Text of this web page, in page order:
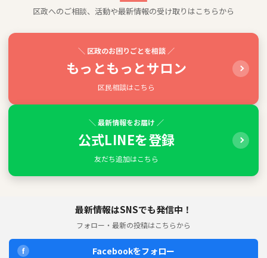
区政へのご相談、活動や最新情報の受け取りはこちらから
＼ 区政のお困りごとを相談 ／
もっともっとサロン
区民相談はこちら
＼ 最新情報をお届け ／
公式LINEを登録
友だち追加はこちら
最新情報はSNSでも発信中！
フォロー・最新の投稿はこちらから
f Facebookをフォロー